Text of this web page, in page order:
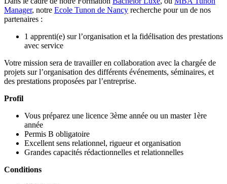
Manager, notre Ecole Tunon de Nancy recherche pour un de nos
partenaires :
1 apprenti(e) sur l’organisation et la fidélisation des prestations
avec service
Votre mission sera de travailler en collaboration avec la chargée de
projets sur l’organisation des différents événements, séminaires, et
des prestations proposées par l’entreprise.
Profil
Vous préparez une licence 3ème année ou un master 1ère
année
Permis B obligatoire
Excellent sens relationnel, rigueur et organisation
Grandes capacités rédactionnelles et relationnelles
Conditions